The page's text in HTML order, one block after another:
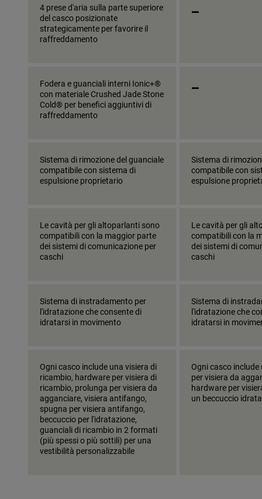
4 prese d'aria sulla parte superiore
del casco posizionate
strategicamente per favorire il
raffreddamento
_
Fodera e guanciali interni Ionic+®
con materiale Crushed Jade Stone
Cold® per benefici aggiuntivi di
raffreddamento
_
Sistema di rimozione del guanciale
compatibile con sistema di
espulsione proprietario
Sistema di
compatibile con
espulsione
Le cavità per gli altoparlanti sono
compatibili con la maggior parte
dei sistemi di comunicazione per
caschi
Le cavità per gli
compatibili con la
dei sistemi di
caschi
Sistema di instradamento per
l'idratazione che consente di
idratarsi in movimento
Sistema di
l'idratazione che
idratarsi in
Ogni casco include una visiera di
ricambio, hardware per visiera di
ricambio, prolunga per visiera da
agganciare, visiera antifango,
spugna per visiera antifango,
beccuccio per l'idratazione,
guanciali di ricambio in 2 formati
(più spessi o più sottili) per una
vestibilità personalizzabile
Ogni casco
per visiera da
hardware per
un beccuccio